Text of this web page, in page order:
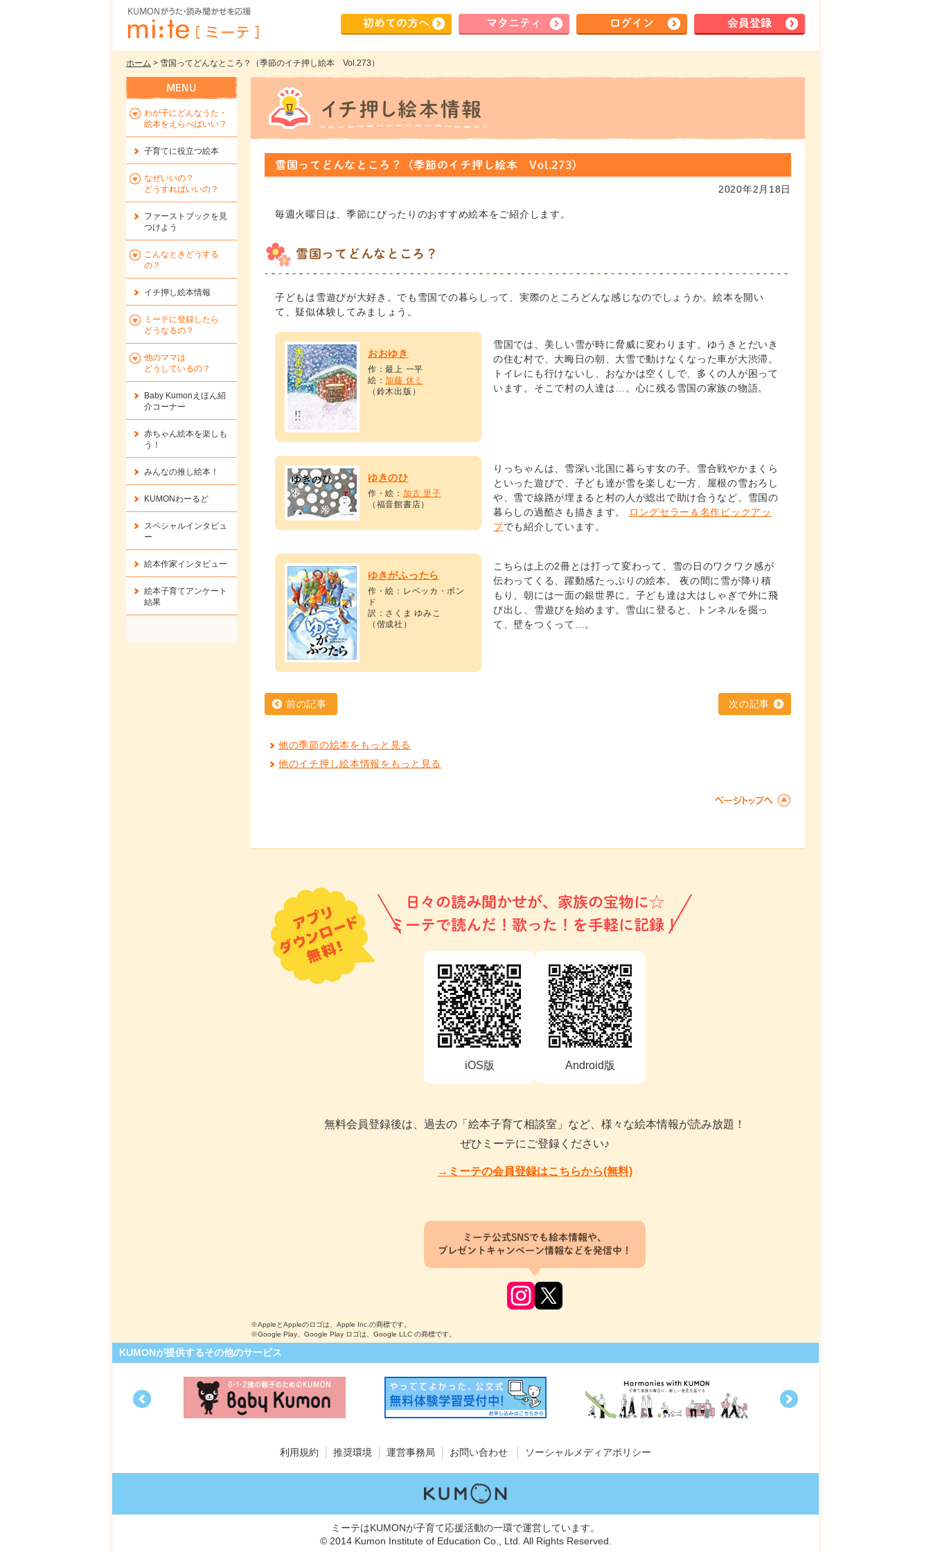
初めての方へ マタ ニティ ログイン 会員登録
ホーム > 雪国ってどんなところ？（季節のイチ押し絵本 Vol.273）
雪国ってどんなところ？（季節のイチ押し絵本 Vol.273）
2020年2月18日
毎週火曜日は、季節にぴったりのおすすめ絵本をご紹介します。
雪国ってどんなところ？
子どもは雪遊びが大好き。でも雪国での暮らしって、実際のところどんな感じなのでしょうか。絵本を開い
て、疑似体験してみましょう。
おおゆき
作：最上 一平
絵：加藤 休ミ
（鈴木出版）
雪国では、美しい雪が時に脅威に変わります。ゆうきとだいき
の住む村で、大晦日の朝、大雪で動けなくなった車が大渋滞。
トイレにも行けないし、おなかは空くしで、多くの人が困って
います。そこで村の人達は…。心に残る雪国の家族の物語。
ゆきのひ
作・絵： 加古 里子
（福音館書店）
りっちゃんは、雪深い北国に暮らす女の子。雪合戦やかまくら
といった遊びで、子ども達が雪を楽しむ一方、屋根の雪おろし
や、雪で線路が埋まると村の人が総出で助け合うなど、雪国の
暮らしの過酷さも描きます。
ロングセラー＆名作ピックアッ
プでも紹介しています。
ゆきがふったら
作・絵：レベッカ・ボン
ド
訳：さくま ゆみこ
（偕成社）
こちらは上の2冊とは打って変わって、雪の日のワクワク感が
伝わってくる、躍動感たっぷりの絵本。 夜の間に雪が降り積
もり、朝には一面の銀世界に。子ども達は大はしゃぎで外に飛
び出し、雪遊びを始めます。雪山に登ると、トンネルを掘っ
て、壁をつくって…。
前の記事 次の記事
他の季節の絵本をもっと見る
他のイチ押し絵本情報をもっと見る
わが子にどんなうた・
絵本をえらべばいい？
子育てに役立つ絵本
なぜいいの？
どうすればいいの？
ファーストブックを 見
つけよう
こんなときどうする
の？
イチ押し絵本情報
ミーテに登録したら
どうなるの？
他のママは
どうしているの？
Baby Kumonえほん紹
介コーナー
赤ちゃん絵本を楽しも
う！
みんなの推し絵本！
KUMONわーるど
スペシャルインタビュ
ー
絵本作家インタビュー
絵本子育てアンケート
結果
日々の読み聞かせが、家族の宝物に☆
ミーテで読んだ！歌った！を手軽に記録！
iOS版 Android版
無料会員登録後は、過去の「絵本子育て相談室」など、様々な絵本情報が読み放題！
ぜひミーテにご登録ください♪
→ミーテの会員登録はこちらから(無料)
ミーテ公式SNSでも絵本情報や、
プレゼントキャンペーン情報などを発信中！
※AppleとAppleのロゴは、Apple Inc.の商標です。
※Google Play、Google Play ロゴは、Google LLC の商標です。
KUMONが提供するその他のサービス
利用規約 推奨環境 運営事務局 お問い合わせ ソーシャルメディアポリシー
ミーテはKUMONが子育て応援活動の一環で運営しています。
© 2014 Kumon Institute of Education Co., Ltd. All Rights Reserved.